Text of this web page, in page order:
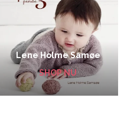
Lene Holme Samøe
SHOP NU